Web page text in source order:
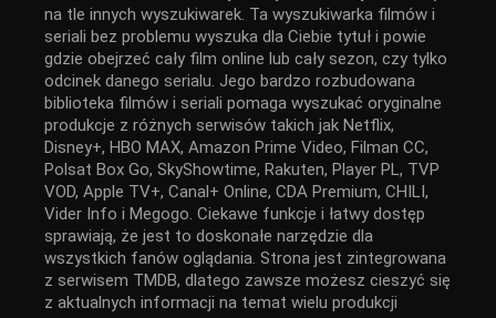
na tle innych wyszukiwarek. Ta wyszukiwarka filmów i
seriali bez problemu wyszuka dla Ciebie tytuł i powie
gdzie obejrzeć cały film online lub cały sezon, czy tylko
odcinek danego serialu. Jego bardzo rozbudowana
biblioteka filmów i seriali pomaga wyszukać oryginalne
produkcje z różnych serwisów takich jak Netflix,
Disney+, HBO MAX, Amazon Prime Video, Filman CC,
Polsat Box Go, SkyShowtime, Rakuten, Player PL, TVP
VOD, Apple TV+, Canal+ Online, CDA Premium, CHILI,
Vider Info i Megogo. Ciekawe funkcje i łatwy dostęp
sprawiają, że jest to doskonałe narzędzie dla
wszystkich fanów oglądania. Strona jest zintegrowana
z serwisem TMDB, dlatego zawsze możesz cieszyć się
z aktualnych informacji na temat wielu produkcji